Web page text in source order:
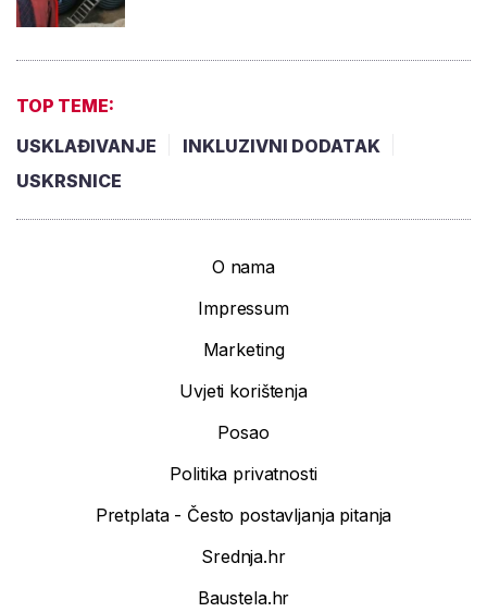
TOP TEME:
USKLAĐIVANJE
INKLUZIVNI DODATAK
USKRSNICE
O nama
Impressum
Marketing
Uvjeti korištenja
Posao
Politika privatnosti
Pretplata - Često postavljanja pitanja
Srednja.hr
Baustela.hr